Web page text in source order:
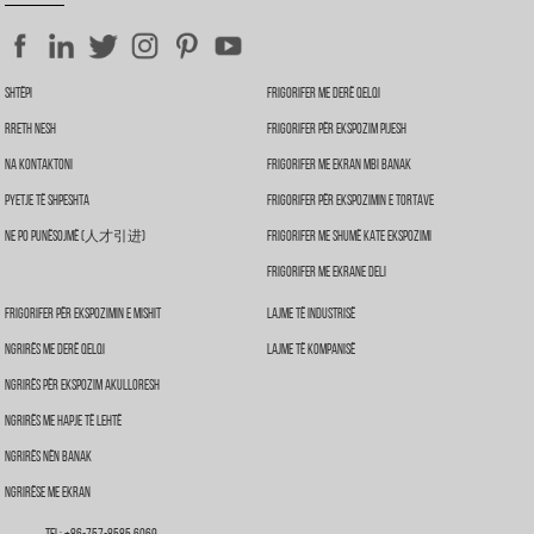
Shtëpi
Rreth Nesh
Na Kontaktoni
Pyetje Të Shpeshta
Ne Po Punësojmë (人才引进)
Frigorifer Me Derë Qelqi
Frigorifer Për Ekspozim Pijesh
Frigorifer Me Ekran Mbi Banak
Frigorifer Për Ekspozimin E Tortave
Frigorifer Me Shumë Kate Ekspozimi
Frigorifer Me Ekrane Deli
Frigorifer Për Ekspozimin E Mishit
Ngrirës Me Derë Qelqi
Ngrirës Për Ekspozim Akulloresh
Ngrirës Me Hapje Të Lehtë
Ngrirës Nën Banak
Ngrirëse Me Ekran
Lajme Të Industrisë
Lajme Të Kompanisë